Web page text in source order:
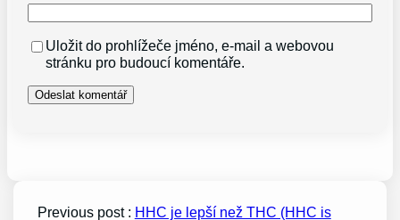
Uložit do prohlížeče jméno, e-mail a webovou
stránku pro budoucí komentáře.
Previous post : HHC je lepší než THC (HHC is